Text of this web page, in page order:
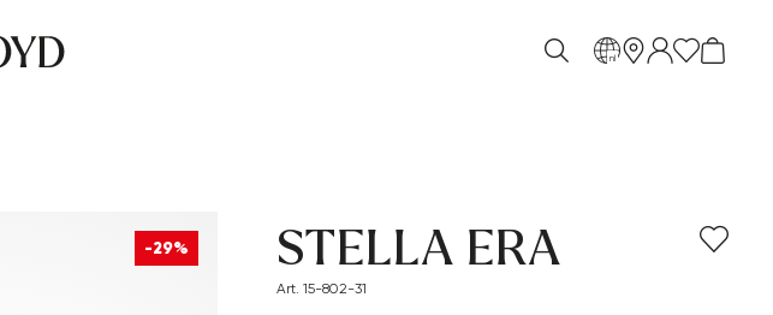
nl
-29% STELLA ERA
Art. 15-802-31